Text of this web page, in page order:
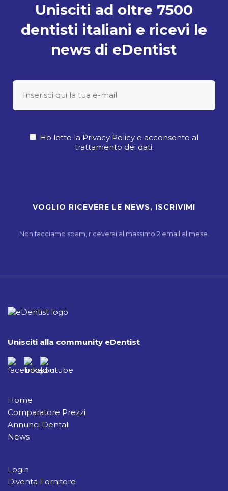
Unisciti ad oltre 7500
dentisti italiani e ricevi le
news di eDentist
Ho letto la Privacy Policy e acconsento al
trattamento dei dati.
Non facciamo spam, riceverai al massimo 2 email al mese.
Unisciti alla community eDentist
Home
Comparatore Prezzi
Annunci Dentali
News
Login
Diventa Fornitore